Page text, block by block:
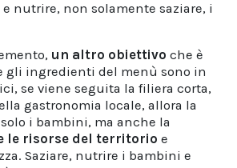
nutrire, non solamente saziare, i
un altro obiettivo che è
gli ingredienti del menù sono in
se viene seguita la filiera corta,
gastronomia locale, allora la
i bambini, ma anche la
le risorse del territorio e
Saziare, nutrire i bambini e